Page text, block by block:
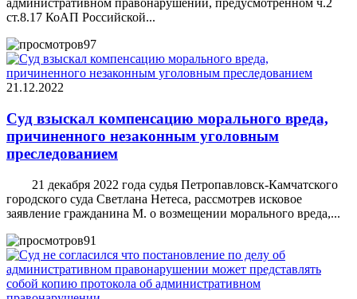
административном правонарушении, предусмотренном ч.2
ст.8.17 КоАП Российской...
97
21.12.2022
Суд взыскал компенсацию морального вреда,
причиненного незаконным уголовным
преследованием
21 декабря 2022 года судья Петропавловск-Камчатского
городского суда Светлана Нетеса, рассмотрев исковое
заявление гражданина М. о возмещении морального вреда,...
91